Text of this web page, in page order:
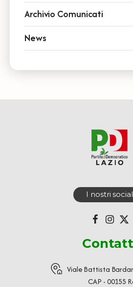
Archivio Comunicati
News
I nostri social
Viale Battista
CAP - 00155